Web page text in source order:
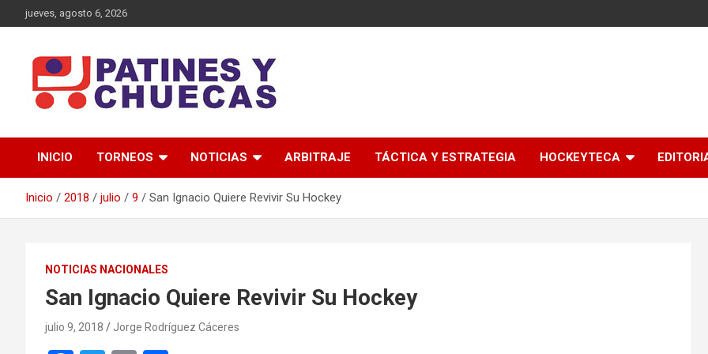
Saltar
al
jueves, agosto 6, 2026
Patines y Chuecas
INICIO TORNEOS NOTICIAS ARBITRAJE TÁCTICA Y ESTRATEGIA HOCKEYTECA
Inicio 2018 julio 9 San Ignacio Quiere Revivir Su Hockey
NOTICIAS NACIONALES
San Ignacio Quiere Revivir Su Hockey
julio 9, 2018 Jorge Rodríguez Cáceres